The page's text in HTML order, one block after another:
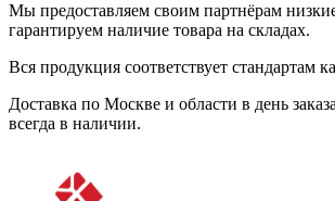
Мы предоставляем своим партнёрам
гарантируем наличие товара на складах.
Вся продукция соответствует стандартам
Доставка по Москве и области в день
всегда в наличии.